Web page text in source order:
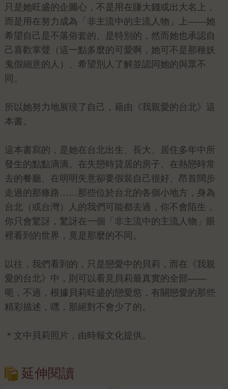
只是她旺盛的企圖心，不是用在賺大錢或出大名上，
而是用在努力成為「非主流中的主流人物」上——她
希望自己是不落俗套的、是特別的，然而她也承認自
己喜歡掌聲（這一點多麼的可愛啊，她可不是那種妖
鬼假細意的人）、希望別人了解並認同她的與眾不
同。
所以她努力地展現了自己，藉由《我親愛的台北》這
本書。
這本書寫的，是她在台北出生、長大、居住多年中所
發生的點點滴滴。在失戀時貸居的房子、在熱戀時常
去的餐廳、在明明失意卻要假裝自己很好、昂首闊步
走過的那條路……那些位於台北的各個小地方，身為
台北（或台灣）人的我們可能都去過，你不會陌生，
你只會驚訝，驚訝在一個「非主流中的主流人物」眼
裡看到的世界，竟是那麼的不同。
以往，我們看到的，只是戀愛中的貝莉，而在《我親
愛的台北》中，則可以看見貝莉最真實的全部——
呃，不過，根據貝莉旺盛的戀愛慾，有關戀愛的那些
精彩描述，嘿，那絕對不會少了的。
＊文中貝莉照片，由時報文化提供。
延伸閱讀